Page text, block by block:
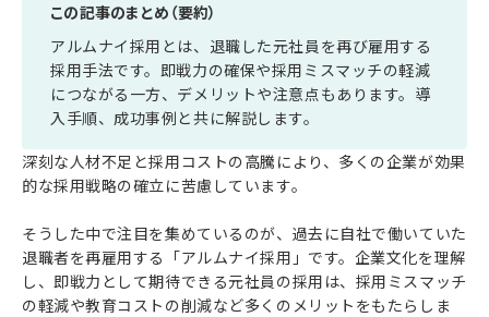
この記事のまとめ（要約）
アルムナイ採用とは、退職した元社員を再び雇用する
採用手法です。即戦力の確保や採用ミスマッチの軽減
につながる一方、デメリットや注意点もあります。導
入手順、成功事例と共に解説します。
深刻な人材不足と採用コストの高騰により、多くの企業が効果
的な採用戦略の確立に苦慮しています。
そうした中で注目を集めているのが、過去に自社で働いていた
退職者を再雇用する「アルムナイ採用」です。企業文化を理解
し、即戦力として期待できる元社員の採用は、採用ミスマッチ
の軽減や教育コストの削減など多くのメリットをもたらしま